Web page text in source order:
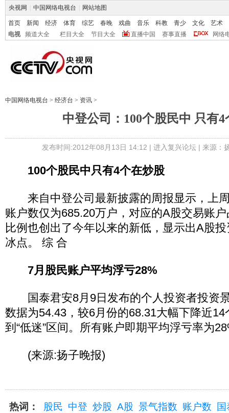
央视网 中国网络电视台 网站地图
首页 新闻 经济 体育 综艺 春晚 戏曲 音乐 科教 青少 文化
艺术
电视
频道大全 栏目大全 节目大全 直播中国 赛事直播 网络
中国网络电视台 > 经济台 > 资讯 >
中登公司：100个股民中 只有4
发布时间:2012年08月13日 14:12 | 进入复兴论坛| 来源：
100个股民中只有4个在炒股
来自中登公司最新披露的周报显示，上
账户数仅为685.20万户，对应的A股交易账
比例也创出了今年以来的新低，显示出A股
冰点。 综 合
7月股民账户平均浮亏28%
国泰君安8月9日发布的个人投资者投资
数据为54.43，较6月份的68.31大幅下降近
到“低迷”区间。所有账户即期平均浮亏率为
(来源:扬子晚报)
热词： 股民 中登 炒股 A股 景气指数 账户数